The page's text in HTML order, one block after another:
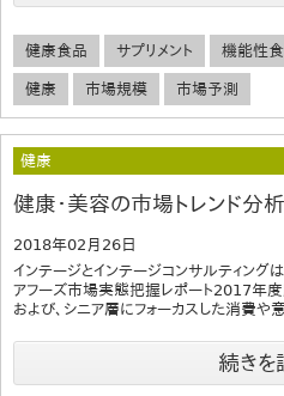
健康食品 サプリメント 機能性
健康 市場規模 市場予測
健康
健康・美容の市場トレンド分析
2018年02月26日
インテージとインテージコンサルティング
アフーズ市場実態把握レポート2017年度
および、シニア層にフォーカスした消費
続きを